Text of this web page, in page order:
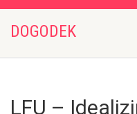
DOGODEK
LFU –